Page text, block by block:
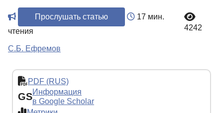
Прослушать статью
17 мин.
чтения
4242
С.Б. Ефремов
PDF (RUS)
GSИнформация
в Google Scholar